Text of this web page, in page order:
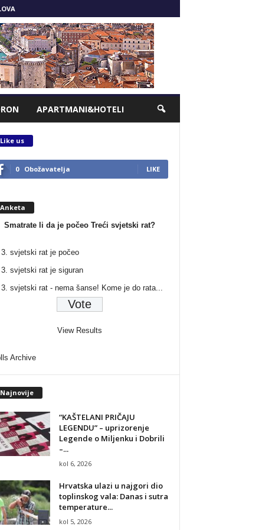
APARTMANI&HOTELI
Like us
0 Obožavatelja LIKE
Anketa
Smatrate li da je počeo Treći svjetski rat?
3. svjetski rat je počeo
3. svjetski rat je siguran
3. svjetski rat - nema šanse! Kome je do rata...
View Results
Archive
Najnovije
“KAŠTELANI PRIČAJU
LEGENDU” – uprizorenje
Legende o Miljenku i Dobrili
–...
kol 6, 2026
Hrvatska ulazi u najgori dio
toplinskog vala: Danas i sutra
temperature...
kol 5, 2026